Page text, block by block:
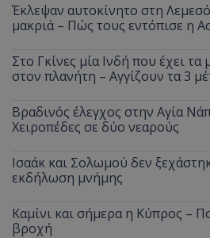
Έκλεψαν αυτοκίνητο στη
μακριά – Πώς τους εντόπισε η
Στο Γκίνες μία Ινδή που έχει
στον πλανήτη – Αγγίζουν τα 3
Βραδινός έλεγχος στην Αγία
Χειροπέδες σε δύο νεαρούς
Ισαάκ και Σολωμού δεν
εκδήλωση μνήμης
Καμίνι και σήμερα η Κύπρος –
βροχή